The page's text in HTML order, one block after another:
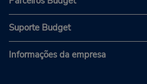
Suporte Budget
Informações da empresa